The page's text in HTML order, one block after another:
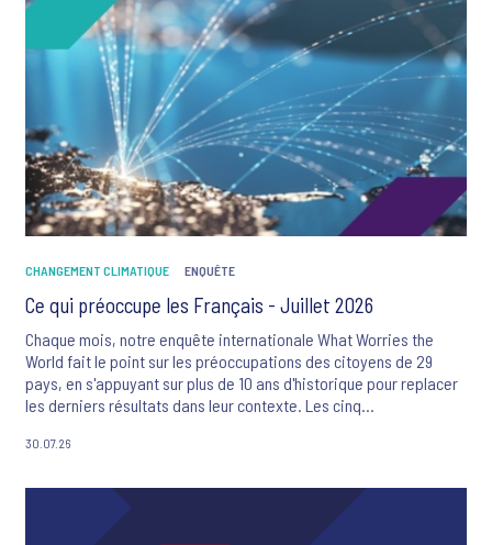
CHANGEMENT CLIMATIQUE ENQUÊTE
Ce qui préoccupe les Français - Juillet 2026
Chaque mois, notre enquête internationale What Worries the
World fait le point sur les préoccupations des citoyens de 29
pays, en s'appuyant sur plus de 10 ans d'historique pour replacer
les derniers résultats dans leur contexte. Les cinq
criminalité et la violence, le changement climatique, l'inflation, le
30.07.26